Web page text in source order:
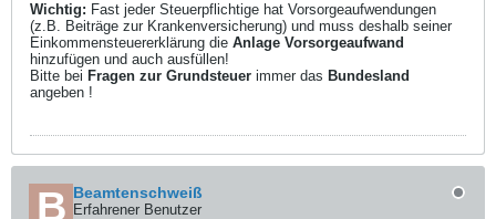
Wichtig: Fast jeder Steuerpflichtige hat Vorsorgeaufwendungen
(z.B. Beiträge zur Krankenversicherung) und muss deshalb seiner
Einkommensteuererklärung die Anlage Vorsorgeaufwand
hinzufügen und auch ausfüllen!
Bitte bei Fragen zur Grundsteuer immer das Bundesland
angeben !
Beamtenschweiß
Erfahrener Benutzer